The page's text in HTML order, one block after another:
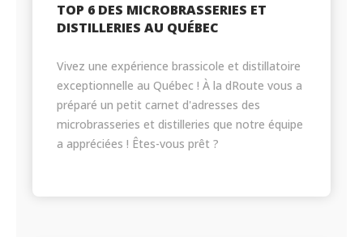
TOP 6 DES MICROBRASSERIES ET
DISTILLERIES AU QUÉBEC
Vivez une expérience brassicole et distillatoire
exceptionnelle au Québec ! À la dRoute vous a
préparé un petit carnet d'adresses des
microbrasseries et distilleries que notre équipe
a appréciées ! Êtes-vous prêt ?